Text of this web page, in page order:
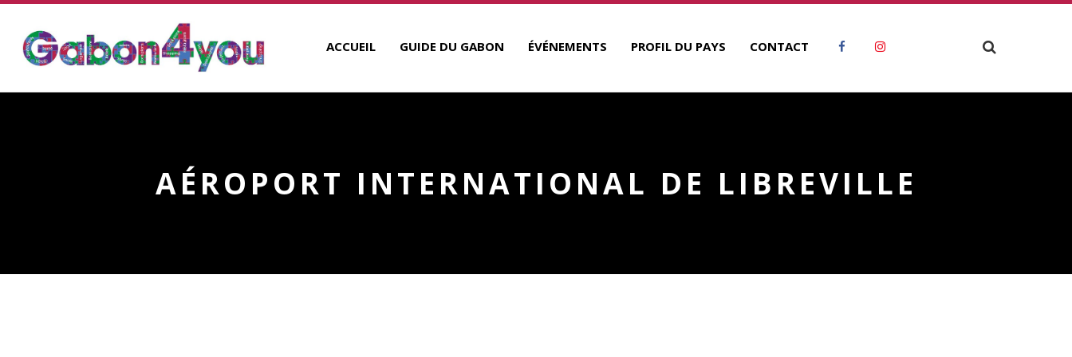
ACCUEIL GUIDE DU GABON ÉVÉNEMENTS PROFIL DU PAYS CONTACT
AÉROPORT INTERNATIONAL DE LIBREVILLE